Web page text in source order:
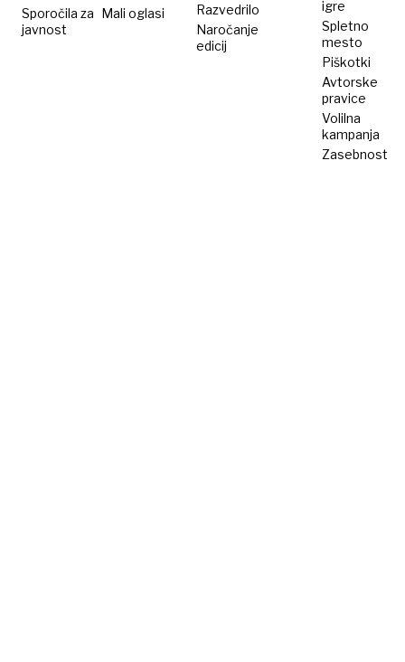
tisoče
delcev
Sporočila za
javnost
Mali oglasi
Razvedrilo
Naročanje
edicij
igre
Spletno
mesto
Piškotki
Avtorske
pravice
Volilna
kampanja
Zasebnost